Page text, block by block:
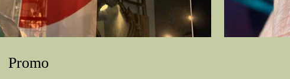
Promo